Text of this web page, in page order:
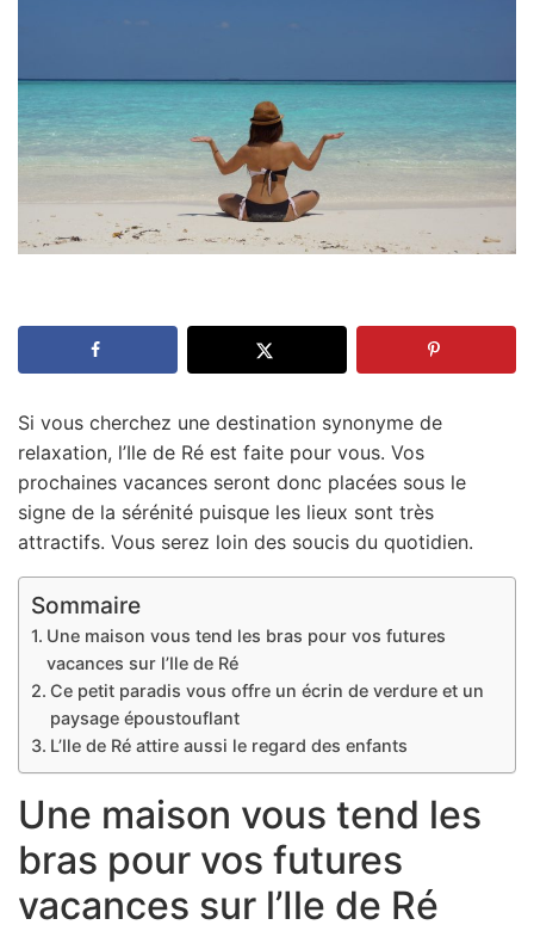
Si vous cherchez une destination synonyme de
relaxation, l’Ile de Ré est faite pour vous. Vos
prochaines vacances seront donc placées sous le
signe de la sérénité puisque les lieux sont très
attractifs. Vous serez loin des soucis du quotidien.
Sommaire
Une maison vous tend les bras pour vos futures
vacances sur l’Ile de Ré
Ce petit paradis vous offre un écrin de verdure et un
paysage époustouflant
L’Ile de Ré attire aussi le regard des enfants
Une maison vous tend les
bras pour vos futures
vacances sur l’Ile de Ré